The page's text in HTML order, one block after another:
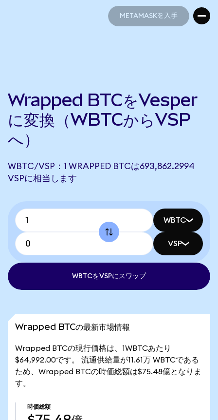
METAMASKを入手
Wrapped BTCをVesper
に変換（WBTCからVSP
へ）
WBTC/VSP：1 WRAPPED BTCは693,862.2994
VSPに相当します
WBTC
VSP
WBTCをVSPにスワップ
Wrapped BTCの最新市場情報
Wrapped BTCの現行価格は、1WBTCあたり
$64,992.00です。 流通供給量が11.61万 WBTCである
ため、Wrapped BTCの時価総額は$75.48億となりま
す。
時価総額